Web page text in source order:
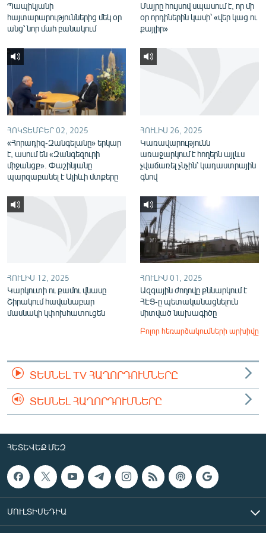
English
Русский
ՀԵՏԵՎԵՔ ՄԵԶ
«Ազատության» բոլոր կայքերը
Պապիկյանի
հայտարարություններից մեկ օր
անց՝ նոր մահ բանակում
Մայրը հույսով սպասում է, որ մի
օր որդիներին կասի՝ «վեր կաց ու
քայլիր»
ՀՈԿՏԵՄԲԵՐ 02, 2025
«Հորադիզ-Զանգելանը» երկար
է, ասում են «Զանգեզուրի
միջանցք». Փաշինյանը
պարզաբանել է Ալիևի մտքերը
ՀՈՒԼԻՍ 26, 2025
Կառավարությունն
առաջարկում է հողերն այլևս
չվաճառել չնչին՝ կադաստրային
գնով
ՀՈՒԼԻՍ 12, 2025
Կարկուտի ու քամու վնասը
Շիրակում հավանաբար
մասնակի կփոխհատուցեն
ՀՈՒԼԻՍ 01, 2025
Ազգային ժողովը քննարկում է
ՀԷՑ-ը պետականացնելուն
միտված նախագիծը
Բոլոր հեռարձակումների արխիվը
ՏԵՍՆԵԼ TV ՀԱՂՈՐԴՈՒՄՆԵՐԸ
ՏԵՍՆԵԼ ՀԱՂՈՐԴՈՒՄՆԵՐԸ
ՀԵՏԵՎԵՔ ՄԵԶ
ՄՈՒԼՏԻՄԵԴԻԱ